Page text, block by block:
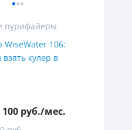
пурифайеры
WiseWater 106:
взять кулер в
руб./мес.